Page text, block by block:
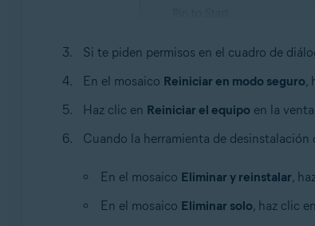
Si te piden permisos en el cuadro de
En el mosaico Reiniciar en modo seguro,
Haz clic en Reiniciar el equipo en la
Cuando la herramienta de desinstalación
En el mosaico Eliminar y reinstalar,
En el mosaico Eliminar solo, haz clic en